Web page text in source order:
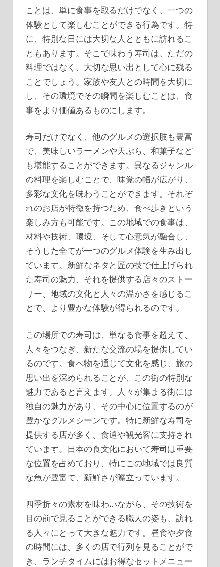
ことは、単に食事を取るだけでなく、一つの
体験として楽しむことができる行為です。特
に、特別な日には大切な人とともに訪れるこ
ともあります。そこで味わう寿司は、ただの
料理ではなく、大切な思い出として心に残る
ことでしょう。家族や友人との時間を大切に
し、その環境でその瞬間を楽しむことは、食
事をより価値あるものにします。
寿司だけでなく、他のグルメの選択肢も豊富
で、美味しいラーメンや天ぷら、和菓子など
も堪能することができます。異なるジャンル
の料理を楽しむことで、味覚の幅が広がり、
多彩な文化を味わうことができます。それぞ
れのお店が特徴を持つため、食べ歩きという
楽しみ方も可能です。この地域での食事は、
材料や技術、環境、そして心意気が融合し、
そうした全てが一つのグルメ体験を生み出し
ています。新鮮なネタと匠の技で仕上げられ
た寿司の魅力、それを提供する店々のストー
リー、地域の文化と人々の温かさを感じるこ
とで、より豊かな体験が得られるのです。
この場所での寿司は、単なる食事を超えて、
人々をつなぎ、新たな交流の場を提供してい
るのです。食べ物を通じて文化を感じ、旅の
思い出を深められることが、この街の特別な
魅力であると言えます。人々が集まる街には
独自の魅力があり、その中心に位置するのが
豊かなグルメシーンです。特に新鮮な寿司を
提供する店が多く、食通や観光客に支持され
ています。日本の食文化において寿司は重要
な位置を占めており、特にこの地域では良質
な魚が豊富で、新鮮さが際立っています。
四季折々の素材を味わいながら、その技術を
目の前で見ることができる職人の姿も、訪れ
る人々にとって大きな魅力です。昼食や夕食
の時間には、多くの店で行列を見ることがで
き、ランチタイムにはお得なセットメニュー